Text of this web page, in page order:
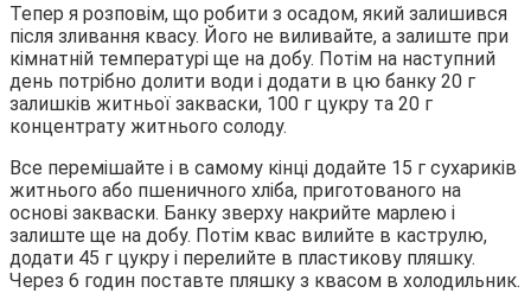
Тепер я розповім, що робити з осадом, який залишився
після зливання квасу. Його не виливайте, а залиште при
кімнатній температурі ще на добу. Потім на наступний
день потрібно долити води і додати в цю банку 20 г
залишків житньої закваски, 100 г цукру та 20 г
концентрату житнього солоду.
Все перемішайте і в самому кінці додайте 15 г сухариків
житнього або пшеничного хліба, приготованого на
основі закваски. Банку зверху накрийте марлею і
залиште ще на добу. Потім квас вилийте в каструлю,
додати 45 г цукру і перелийте в пластикову пляшку.
Через 6 годин поставте пляшку з квасом в холодильник.